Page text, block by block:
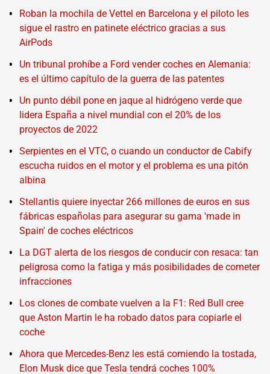
Roban la mochila de Vettel en Barcelona y el piloto les
sigue el rastro en patinete eléctrico gracias a sus
AirPods
Un tribunal prohíbe a Ford vender coches en Alemania:
es el último capítulo de la guerra de las patentes
Un punto débil pone en jaque al hidrógeno verde que
lidera España a nivel mundial con el 20% de los
proyectos de 2022
Serpientes en el VTC, o cuando un conductor de Cabify
escucha ruidos en el motor y el problema es una pitón
albina
Stellantis quiere inyectar 266 millones de euros en sus
fábricas españolas para asegurar su gama 'made in
Spain' de coches eléctricos
La DGT alerta de los riesgos de conducir con resaca: tan
peligrosa como la fatiga y más posibilidades de cometer
infracciones
Los clones de combate vuelven a la F1: Red Bull cree
que Aston Martin le ha robado datos para copiarle el
coche
Ahora que Mercedes-Benz les está comiendo la tostada,
Elon Musk dice que Tesla tendrá coches 100%